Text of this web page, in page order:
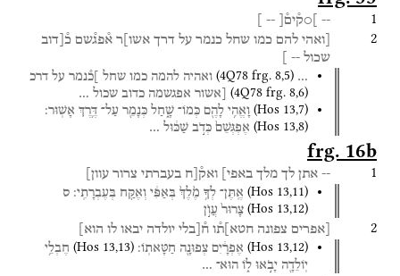
1
-- ]○ק֯ים֯[ --
2 [ואהי להם כמו שחל כנמר על דרך אשו]ר א֯פג֯שם כ֯[דוב
שכול --
…
(4Q78 frg. 8,5) ואהיה להמה כמו שחל ]כ֯נמר על דרכ
(4Q78 frg. 8,6) [אשור אפגשמה כדוב שכול …
(Hos 13,7) וָאֱהִ֥י לָהֶ֖ם כְּמוֹ־ שָׁ֑חַל כְּנָמֵ֖ר עַל־ דֶּ֥רֶךְ אָשֽׁוּר׃
(Hos 13,8) אֶפְגְּשֵׁם֙ כְּדֹ֣ב שַׁכּ֔וּל …
frg. 16b
1
-- אתן לך מלך באפי] ואק֯[ח בעברתי צרור עוון]
(Hos 13,11) אֶֽתֶּן־ לְךָ֥ מֶ֙לֶךְ֙ בְּאַפִּ֔י וְאֶקַּ֖ח בְּעֶבְרָתִֽי׃ ס
(Hos 13,12) צָרוּר֙ עֲוֺ֣ן
2 [אפרים צפונה חטא]ת֯ו ח֯[בלי יולדה יבאו לו הוא]
(Hos 13,12) אֶפְרָ֔יִם צְפוּנָ֖ה חַטָּאתֽוֹ׃ (Hos 13,13)
חֶבְלֵ֥י
יֽוֹלֵדָ֖ה יָבֹ֣אוּ ל֑וֹ הוּא־ …